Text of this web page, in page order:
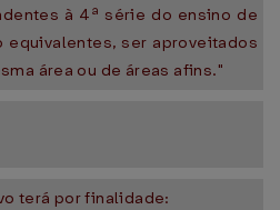
à 4ª série do ensino de
equivalentes, ser aproveitados
área ou de áreas afins."
terá por finalidade: